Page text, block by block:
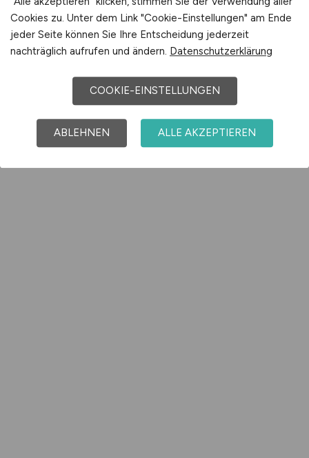
Cookies zu. Unter dem Link "Cookie-Einstellungen" am Ende
jeder Seite können Sie Ihre Entscheidung jederzeit
nachträglich aufrufen und ändern. Datenschutzerklärung
COOKIE-EINSTELLUNGEN
ABLEHNEN ALLE AKZEPTIEREN